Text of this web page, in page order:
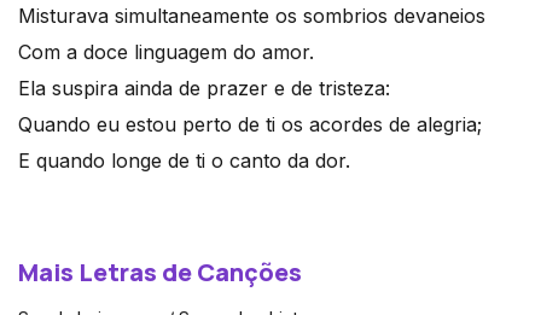
Misturava simultaneamente os sombrios devaneios
Com a doce linguagem do amor.
Ela suspira ainda de prazer e de tristeza:
Quando eu estou perto de ti os acordes de alegria;
E quando longe de ti o canto da dor.
Mais Letras de Canções